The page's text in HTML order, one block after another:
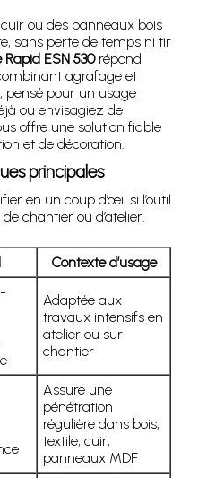
ou des panneaux bois
sans perte de temps ni tir
ESN 530répond
agrafage et
pensé pour un usage
ou envisagiez de
offre une solution fiable
et de décoration.
principales
en un coup d’œil si l’outil
chantier ou d’atelier.
Contexte d’usage
Adaptée aux
travaux intensifs en
atelier ou sur
chantier
Assure une
pénétration
régulière dans bois,
textile, cuir,
panneaux MDF